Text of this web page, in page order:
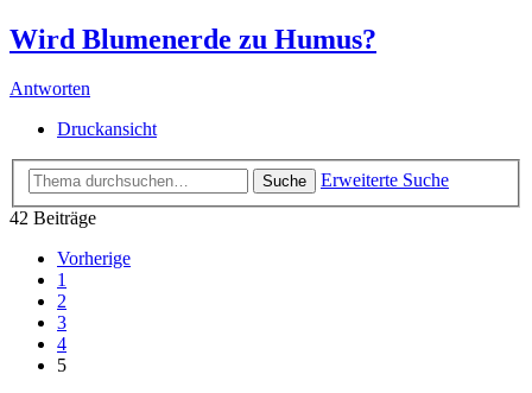
Wird Blumenerde zu Humus?
Antworten
Druckansicht
Suche
Erweiterte Suche
42 Beiträge
Vorherige
1
2
3
4
5